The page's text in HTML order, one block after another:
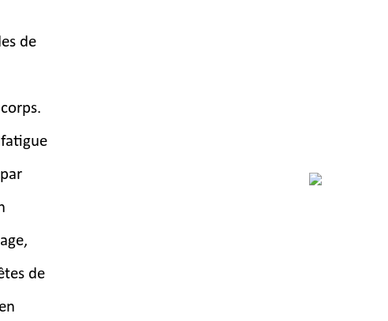
de
de